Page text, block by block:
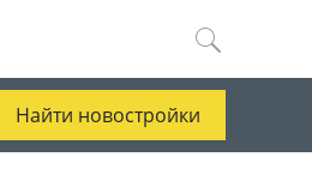
Найти новостройки